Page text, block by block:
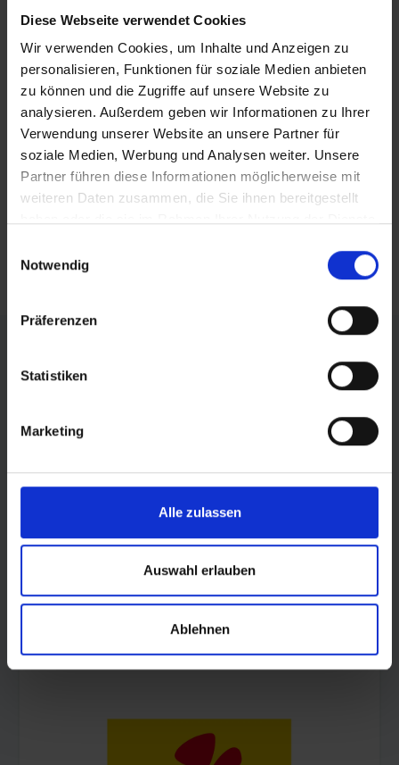
Diese Webseite verwendet Cookies
Wir verwenden Cookies, um Inhalte und Anzeigen zu
personalisieren, Funktionen für soziale Medien anbieten
zu können und die Zugriffe auf unsere Website zu
analysieren. Außerdem geben wir Informationen zu Ihrer
Verwendung unserer Website an unsere Partner für
soziale Medien, Werbung und Analysen weiter. Unsere
Partner führen diese Informationen möglicherweise mit
weiteren Daten zusammen, die Sie ihnen bereitgestellt
Notwendig
Präferenzen
Statistiken
Marketing
Alle zulassen
Auswahl erlauben
Ablehnen
BEITRAG DRUCKEN
BEITRAG TEILEN
teilen
posten
teilen
RSS FEED
FÖRDERER DES SPORTS IN SACHSEN-ANHALT
© Land Sachsen-Anhalt